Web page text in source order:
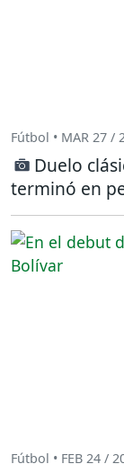
Fútbol • MAR 27 /
Duelo
terminó en
Fútbol • FEB 24 /